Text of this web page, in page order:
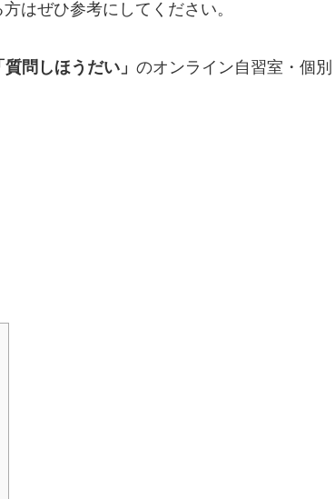
はぜひ参考にしてください。
問しほうだい」 のオンライン自習室・個別